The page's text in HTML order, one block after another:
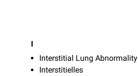
I
Interstitial Lung Abnormality
Interstitielles